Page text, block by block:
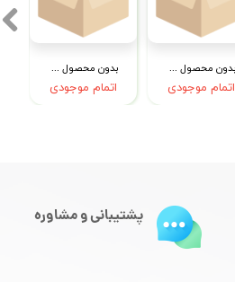
بدون محصول جهت نمایش
اتمام موجودی
بدون محصول جهت نمایش
اتمام موجودی
پشتیبانی و مشاوره